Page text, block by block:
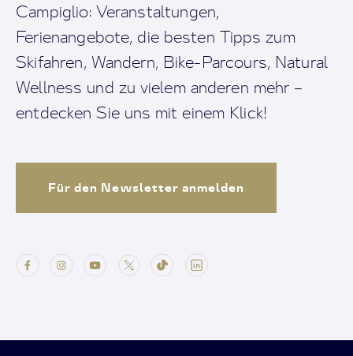
Campiglio: Veranstaltungen,
Ferienangebote, die besten Tipps zum
Skifahren, Wandern, Bike-Parcours, Natural
Wellness und zu vielem anderen mehr –
entdecken Sie uns mit einem Klick!
Für den Newsletter anmelden